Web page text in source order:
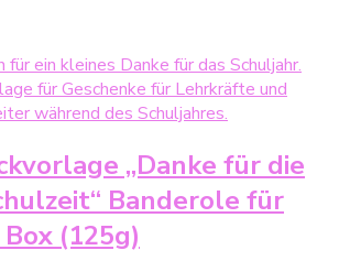
„Danke für die
Banderole für
(125g)